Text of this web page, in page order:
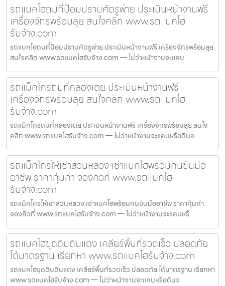
รถแบคโฮถมที่ป้อมปราบศัตรูพ่าย ประเมินหน้างานฟรี
เครื่องจักรพร้อมลุย สนใจคลิก www.รถแบคโฮ
รับจ้าง.com
รถแบคโฮถมที่ป้อมปราบศัตรูพ่าย ประเมินหน้างานฟรี เครื่องจักรพร้อมลุย
สนใจคลิก www.รถแบคโฮรับจ้าง.com — ไม่ว่าหน้างานจะแคบ
รถแม็คโครถมที่คลองเตย ประเมินหน้างานฟรี
เครื่องจักรพร้อมลุย สนใจคลิก www.รถแบคโฮ
รับจ้าง.com
รถแม็คโครถมที่คลองเตย ประเมินหน้างานฟรี เครื่องจักรพร้อมลุย สนใจ
คลิก www.รถแบคโฮรับจ้าง.com — ไม่ว่าหน้างานจะแคบหรือดินจ
รถแม็คโครให้เช่าสวนหลวง เช่าแบคโฮพร้อมคนขับมือ
อาชีพ ราคาคุ้มค่า จองคิวที่ www.รถแบคโฮ
รับจ้าง.com
รถแม็คโครให้เช่าสวนหลวง เช่าแบคโฮพร้อมคนขับมืออาชีพ ราคาคุ้มค่า
จองคิวที่ www.รถแบคโฮรับจ้าง.com — ไม่ว่าหน้างานจะแคบหรื
รถแบคโฮขุดดินดินแดง เคลียร์พื้นที่รวดเร็ว ปลอดภัย
ได้มาตรฐาน เรียกหา www.รถแบคโฮรับจ้าง.com
รถแบคโฮขุดดินดินแดง เคลียร์พื้นที่รวดเร็ว ปลอดภัย ได้มาตรฐาน เรียกหา
www.รถแบคโฮรับจ้าง.com — ไม่ว่าหน้างานจะแคบหรือดินจ